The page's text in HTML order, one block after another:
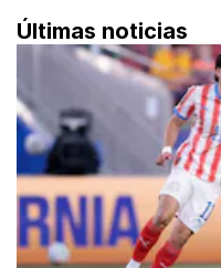
Últimas noticias